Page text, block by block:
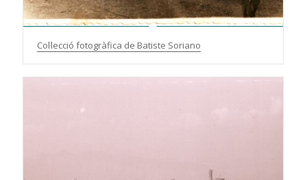
Col·lecció fotogràfica de Batiste Soriano